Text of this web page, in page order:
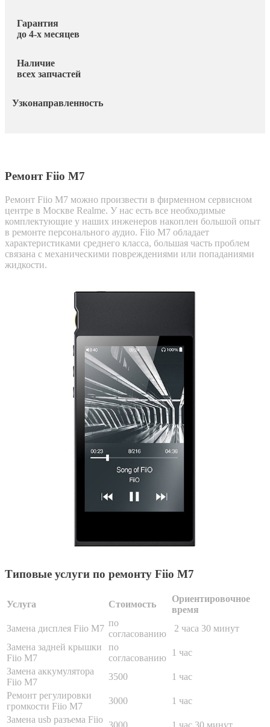
Гарантия
до 4-х месяцев
Наличие
всех запчастей
Узконаправленность
Ремонт Fiio M7
Ремонт Fiio M7 можно произвести в фирменном сервисном
центре в Москве Realme. У нас есть все необходимые
комплектующие у наших инженеров накоплен большой опыт
в ремонте персонального аудио. Fiio M7 обладает
характеристиками среднего класса, большая часть проблем
связана с механическими повреждениями или попаданиями
жидкости.
Типовые услуги по ремонту Fiio M7
Услуга Стоимость
Ориентировочное
время
Замена дисплея Fiio M7
по
согласованию
2 часа 30 минут
Замена задней крышки
Fiio M7
по
согласованию
1 час
Замена аккумулятора
Fiio M7
3500
1 час
Ремонт регулировки
громкости Fiio M7
3000
1 час
Замена usb разъема Fiio